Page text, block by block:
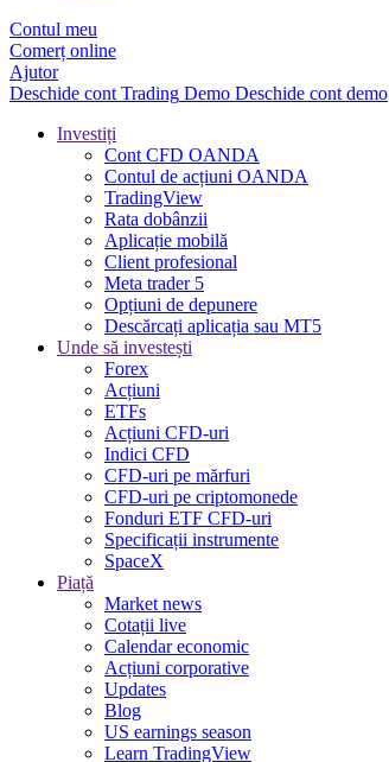
Contul meu
Comerț online
Ajutor
Deschide cont Trading Demo Deschide cont demo
Investiți
Cont CFD OANDA
Contul de acțiuni OANDA
TradingView
Rata dobânzii
Aplicație mobilă
Client profesional
Meta trader 5
Opțiuni de depunere
Descărcați aplicația sau MT5
Unde să investești
Forex
Acțiuni
ETFs
Acțiuni CFD-uri
Indici CFD
CFD-uri pe mărfuri
CFD-uri pe criptomonede
Fonduri ETF CFD-uri
Specificații instrumente
SpaceX
Piață
Market news
Cotații live
Calendar economic
Acțiuni corporative
Updates
Blog
US earnings season
Learn TradingView